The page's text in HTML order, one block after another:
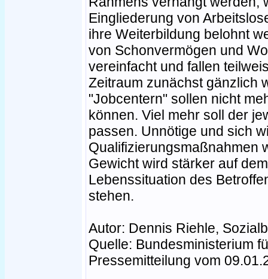
Eingliederung von
ihre Weiterbildung belohnt
von Schonvermögen und
vereinfacht und fallen
Zeitraum zunächst gänzlich
"Jobcentern" sollen nicht
können. Viel mehr soll der
passen. Unnötige und sich
Qualifizierungsmaßnahmen
Gewicht wird stärker auf
Lebenssituation des
stehen.
Autor: Dennis Riehle,
Quelle: Bundesministerium
Pressemitteilung vom